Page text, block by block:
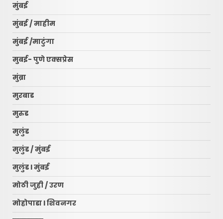
मुंबई
मुंबई / माहीम
मुंबई /माटुंगा
मुबई- पुणे एक्सप्रेस
मुंब्रा
मुरबाड
मुरुड
मुलुंड
मुलुंड / मुंबई
मुलुंड l मुंबई
मोठी जुही / उरण
मोहोपाडा l शिवनगर